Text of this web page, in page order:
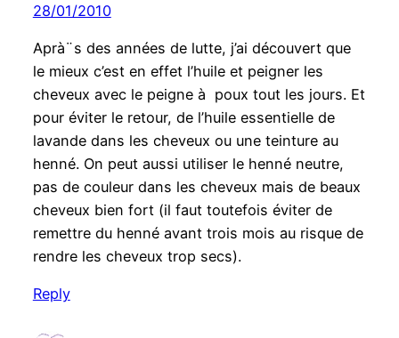
28/01/2010
Aprà¨s des années de lutte, j’ai découvert que
le mieux c’est en effet l’huile et peigner les
cheveux avec le peigne à poux tout les jours. Et
pour éviter le retour, de l’huile essentielle de
lavande dans les cheveux ou une teinture au
henné. On peut aussi utiliser le henné neutre,
pas de couleur dans les cheveux mais de beaux
cheveux bien fort (il faut toutefois éviter de
remettre du henné avant trois mois au risque de
rendre les cheveux trop secs).
Reply